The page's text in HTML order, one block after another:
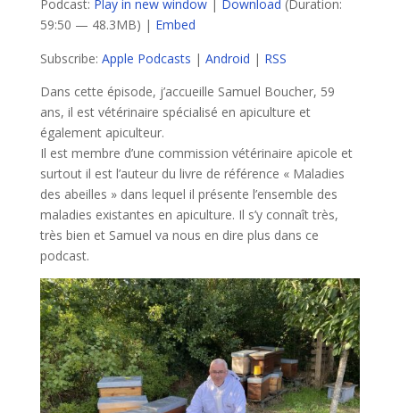
Podcast: Play in new window| Download (Duration:
59:50 — 48.3MB) | Embed
Subscribe: Apple Podcasts | Android | RSS
Dans cette épisode, j’accueille Samuel Boucher, 59
ans, il est vétérinaire spécialisé en apiculture et
également apiculteur.
Il est membre d’une commission vétérinaire apicole et
surtout il est l’auteur du livre de référence « Maladies
des abeilles » dans lequel il présente l’ensemble des
maladies existantes en apiculture. Il s’y connaît très,
très bien et Samuel va nous en dire plus dans ce
podcast.